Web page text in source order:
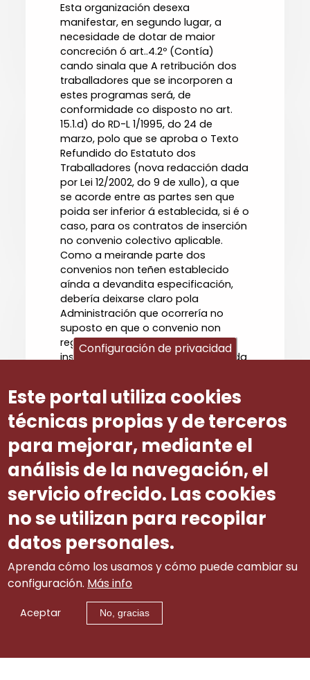
Esta organización desexa
manifestar, en segundo lugar, a
necesidade de dotar de maior
concreción ó art..4.2º (Contía)
cando sinala que A retribución dos
traballadores que se incorporen a
estes programas será, de
conformidade co disposto no art.
15.1.d) do RD-L 1/1995, do 24 de
marzo, polo que se aproba o Texto
Refundido do Estatuto dos
Traballadores (nova redacción dada
por Lei 12/2002, do 9 de xullo), a que
se acorde entre as partes sen que
poida ser inferior á establecida, si é o
caso, para os contratos de inserción
no convenio colectivo aplicable.
Como a meirande parte dos
convenios non teñen establecido
aínda a devandita especificación,
debería deixarse claro pola
Administración que ocorrería no
suposto en que o convenio non
regule o salario do contrato de
inserción, pois a redacción actual da
absoluta ás partes nese suposto, o
que presenta serias dúbidas para
esta parte, dúbidas que deberan
aclararse previamente para evitar
futura litixiosidade neste punto.
Número ditame
21
Configuración de privacidad
Este portal utiliza cookies
técnicas propias y de terceros
para mejorar, mediante el
análisis de la navegación, el
servicio ofrecido. Las cookies
no se utilizan para recopilar
datos personales.
Aprenda cómo los usamos y cómo puede cambiar su
configuración. Más info
Aceptar No, gracias